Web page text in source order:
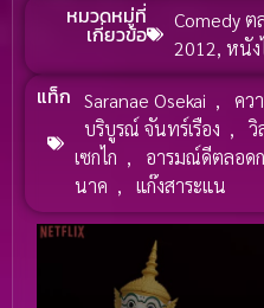
หมวดหมู่ที่
เกี่ยวข้อ
Comedy ต
2012, หนัง
แท็ก Saranae Osekai , คว
บริบูรณ์ จันทร์เรือง , วิ
เซกไก , อารมณ์ดีตลอด
นาค , แก๊งสาระแน